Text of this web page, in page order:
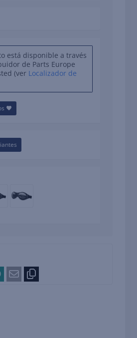
está disponible a través
de Parts Europe
(ver Localizador de